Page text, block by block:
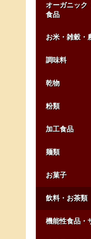
オーガニック
食品
お米・雑穀・
調味料
乾物
粉類
加工食品
麺類
お菓子
飲料・お茶類
機能性食品・